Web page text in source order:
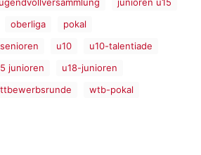
oberliga
pokal
senioren u10
u10-talentiade
junioren
u18-junioren
wtb-pokal